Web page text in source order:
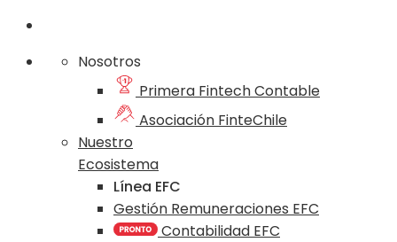
Nosotros
Primera Fintech Contable
Asociación FinteChile
Nuestro
Ecosistema
Línea EFC
Gestión Remuneraciones EFC
Contabilidad EFC